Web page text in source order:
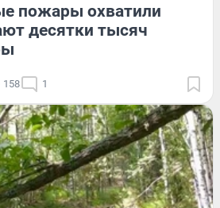
пожары охватили
десятки тысяч
158 1